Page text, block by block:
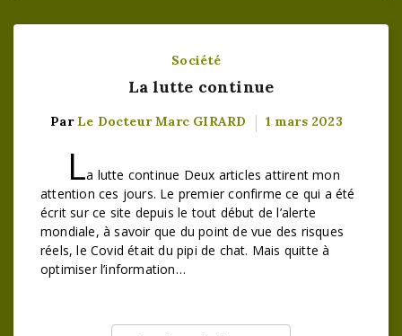
Société
La lutte continue
Par Le Docteur Marc GIRARD 1 mars 2023
La lutte continue Deux articles attirent mon
attention ces jours. Le premier confirme ce qui a été
écrit sur ce site depuis le tout début de l’alerte
mondiale, à savoir que du point de vue des risques
réels, le Covid était du pipi de chat. Mais quitte à
optimiser l’information…